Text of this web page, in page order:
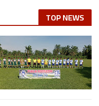
TOP NEWS